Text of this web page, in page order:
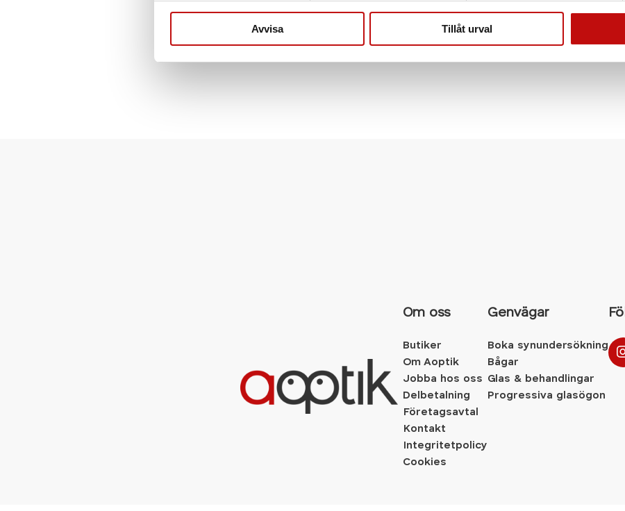
Avvisa Tillåt urval
Om oss
Butiker
Om Aoptik
Jobba hos oss
Delbetalning
Företagsavtal
Kontakt
Integritetpolicy
Cookies
Genvägar
Boka synundersökning
Bågar
Glas & behandlingar
Progressiva glasögon